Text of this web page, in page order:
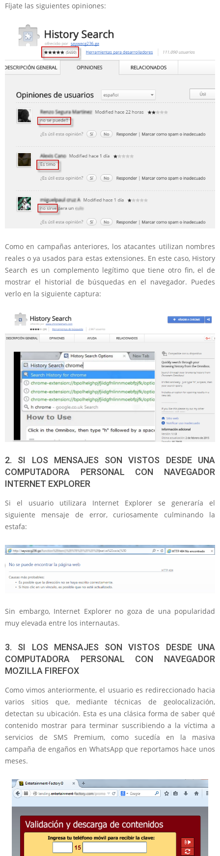
Fíjate las siguientes opiniones:
Como en campañas anteriores, los atacantes utilizan nombres
reales o ya usados para estas extensiones. En este caso, History
Search es un complemento legítimo que tiene otro fin, el de
mostrar el historial de búsquedas en el navegador. Puedes
verlo en la siguiente captura:
2. SI LOS MENSAJES SON VISTOS DESDE UNA
COMPUTADORA PERSONAL CON NAVEGADOR
INTERNET EXPLORER
Si el usuario utilizara Internet Explorer se generaría el
siguiente mensaje de error, curiosamente culminando la
estafa:
Sin embargo, Internet Explorer no goza de una popularidad
muy elevada entre los internautas.
3. SI LOS MENSAJES SON VISTOS DESDE UNA
COMPUTADORA PERSONAL CON NAVEGADOR
MOZILLA FIREFOX
Como vimos anteriormente, el usuario es redireccionado hacia
varios sitios que, mediante técnicas de geolocalización,
detectan su ubicación. Esta es una clásica forma de saber qué
contenido mostrar para terminar suscribiendo a la víctima a
servicios de SMS Premium, como sucedía en la masiva
campaña de engaños en WhatsApp que reportamos hace unos
meses.